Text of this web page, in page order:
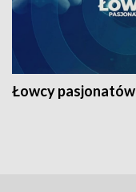
Łowcy pasjonatów